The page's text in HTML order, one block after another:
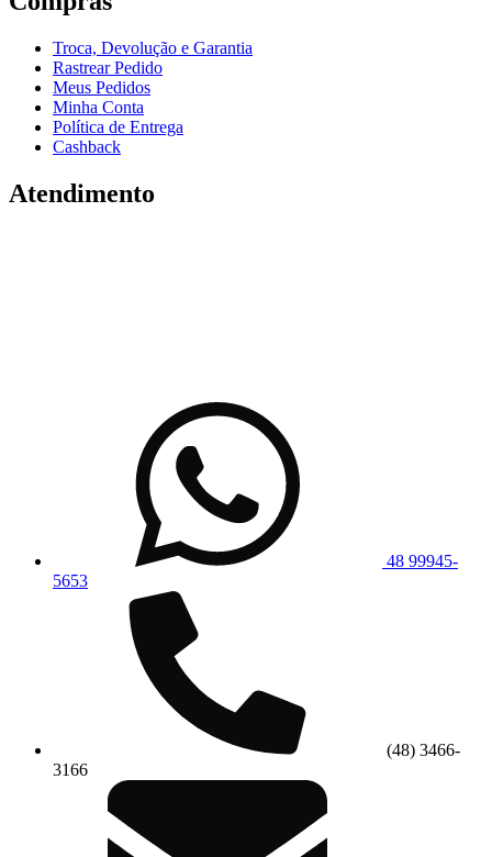
Troca, Devolução e Garantia
Rastrear Pedido
Meus Pedidos
Minha Conta
Política de Entrega
Cashback
Atendimento
48 99945-
5653
(48) 3466-
3166